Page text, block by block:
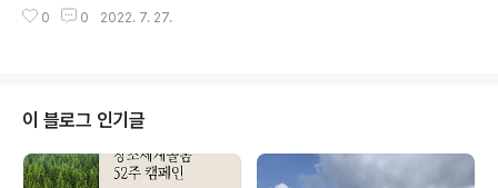
환경교육센터 살림에서 서울시와 함께하는 ‘제로웨이스트
해양쓰레기 문제의 심각성은 오랫동안 국내외적으로 대두
021-2025)을 수립했고, 2022년 해양환경과를 신설했
습니다. 해양쓰레기 문제를 비롯해 해양환경을 보호 및 개
선하기 위한 인천시의 대응은 긍정적으로 평가받아야 합니
다. 그러나 실제 현장에서 쓰레기 수거활동을 하는 시민들
0 0 2022. 7. 27.
이 블로그 인기글